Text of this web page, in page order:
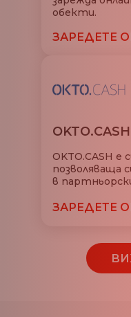
обекти.
ЗАРЕДЕТЕ
OKTO.CASH
OKTO.CASH е
позволяваща
в
ЗАРЕДЕТЕ